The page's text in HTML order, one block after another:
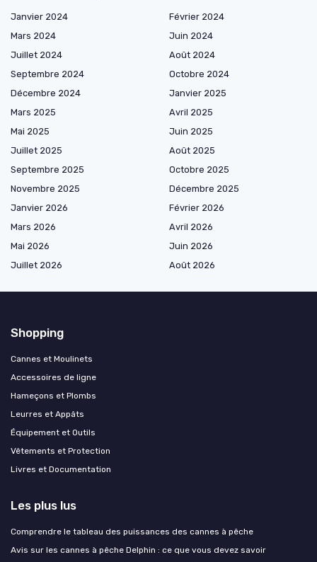
Janvier 2024
Février 2024
Mars 2024
Juin 2024
Juillet 2024
Août 2024
Septembre 2024
Octobre 2024
Décembre 2024
Janvier 2025
Mars 2025
Avril 2025
Mai 2025
Juin 2025
Juillet 2025
Août 2025
Septembre 2025
Octobre 2025
Novembre 2025
Décembre 2025
Janvier 2026
Février 2026
Mars 2026
Avril 2026
Mai 2026
Juin 2026
Juillet 2026
Août 2026
Shopping
Cannes et Moulinets
Accessoires de ligne
Hameçons et Plombs
Leurres et Appâts
Équipement et Outils
Vêtements et Protection
Livres et Documentation
Les plus lus
Comprendre le tableau des puissances des cannes à pêche
Avis sur les cannes à pêche Delphin : ce que vous devez savoir